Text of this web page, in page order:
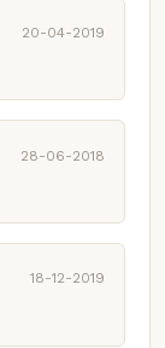
20-04-2019
28-06-2018
18-12-2019